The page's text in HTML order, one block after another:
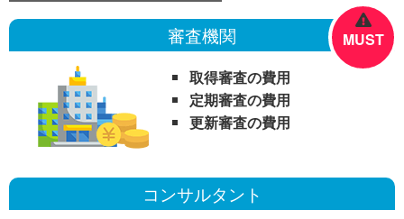
審査機関
MUST
取得審査の費用
定期審査の費用
更新審査の費用
コンサルタント